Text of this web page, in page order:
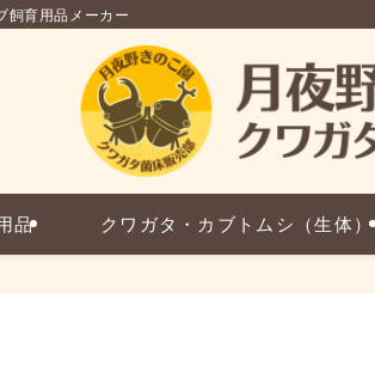
飼育用品メーカー
品 クワガタ・カブトムシ（生体）